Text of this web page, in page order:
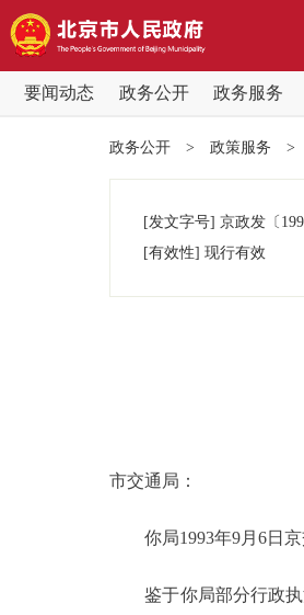
要闻动态 政务公开 政务服务
党中央精神
决策公开
政务服务
政务公开 > 政策服务 >
[发文字号] 京政发 〔
[有效性] 现行有效
市交通局：
你局1993年9月6日京
鉴于你局部分行政执